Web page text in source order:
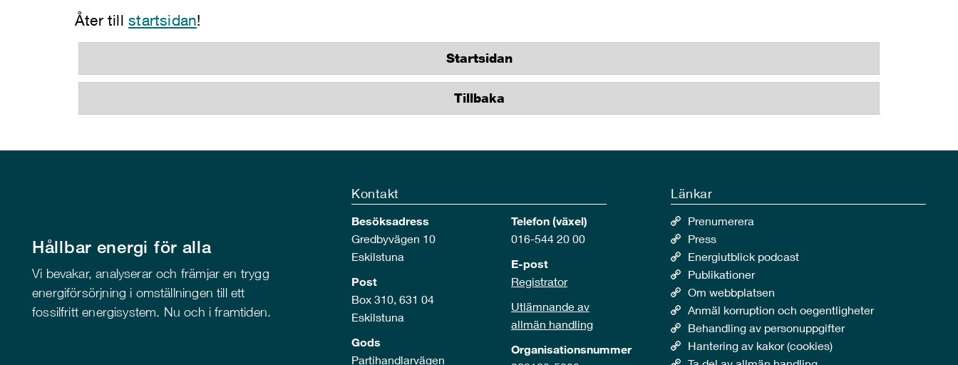
Åter tillstartsidan!
Startsidan
Tillbaka
Hållbar energi för alla
Vi bevakar, analyserar och främjar en trygg
energiförsörjning i omställningen till ett
fossilfritt energisystem. Nu och i framtiden.
Kontakt
Besöksadress
Gredbyvägen 10
Eskilstuna
Post
Box 310, 631 04
Eskilstuna
Gods
Partihandlarvägen
Telefon (växel)
016-544 20 00
E-post
Registrator
Utlämnande av
allmän handling
Organisationsnummer
Länkar
Prenumerera
Press
Energiutblick podcast
Publikationer
Om webbplatsen
Anmäl korruption och oegentligheter
Behandling av personuppgifter
Hantering av kakor (cookies)